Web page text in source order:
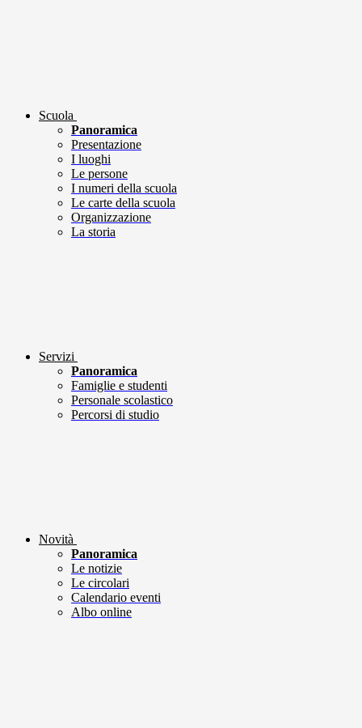
Scuola
Panoramica
Presentazione
I luoghi
Le persone
I numeri della scuola
Le carte della scuola
Organizzazione
La storia
Servizi
Panoramica
Famiglie e studenti
Personale scolastico
Percorsi di studio
Novità
Panoramica
Le notizie
Le circolari
Calendario eventi
Albo online